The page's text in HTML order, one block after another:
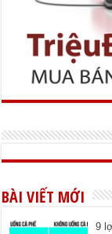
BÀI VIẾT MỚI
9